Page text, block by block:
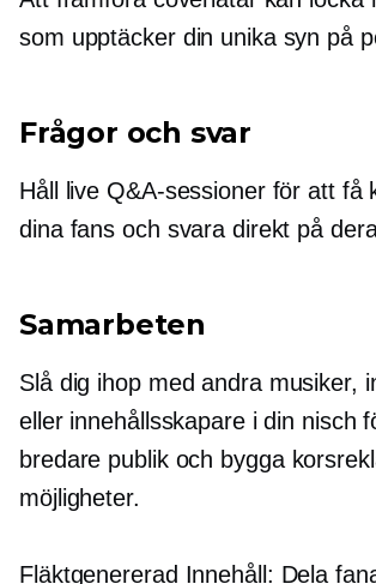
som upptäcker din unika syn på
Frågor och svar
Håll live Q&A-sessioner för att få
dina fans och svara direkt på
Samarbeten
Slå dig ihop med andra musiker,
eller innehållsskapare i din nisch
bredare publik och bygga
möjligheter.
Fläktgenererad Innehåll: Dela